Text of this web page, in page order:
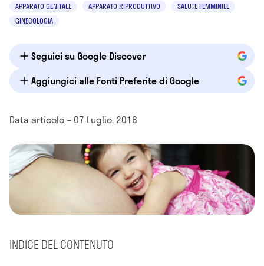
APPARATO GENITALE APPARATO RIPRODUTTIVO
SALUTE FEMMINILE
GINECOLOGIA
Seguici su Google Discover
Aggiungici alle Fonti Preferite di Google
Data articolo – 07 Luglio, 2016
INDICE DEL CONTENUTO